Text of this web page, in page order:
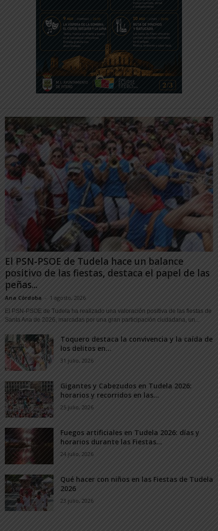
El PSN-PSOE de Tudela hace un balance
positivo de las fiestas, destaca el papel de las
peñas...
Ana Córdoba - 1 agosto, 2026
El PSN-PSOE de Tudela ha realizado una valoración positiva de las fiestas de
Santa Ana de 2026, marcadas por una gran participación ciudadana, un...
Toquero destaca la convivencia y la caída de
los delitos en...
31 julio, 2026
Gigantes y Cabezudos en Tudela 2026:
horarios y recorridos en las...
25 julio, 2026
Fuegos artificiales en Tudela 2026: días y
horarios durante las Fiestas...
24 julio, 2026
Qué hacer con niños en las Fiestas de Tudela
2026
23 julio, 2026